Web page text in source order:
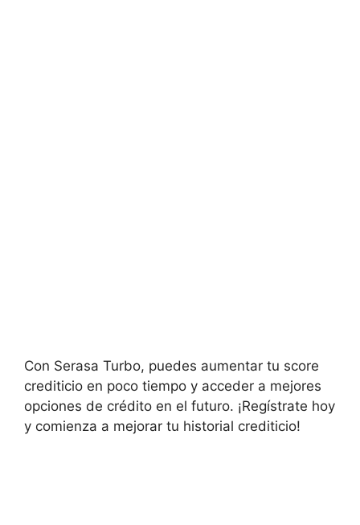
Con Serasa Turbo, puedes aumentar tu score
crediticio en poco tiempo y acceder a mejores
opciones de crédito en el futuro. ¡Regístrate hoy
y comienza a mejorar tu historial crediticio!